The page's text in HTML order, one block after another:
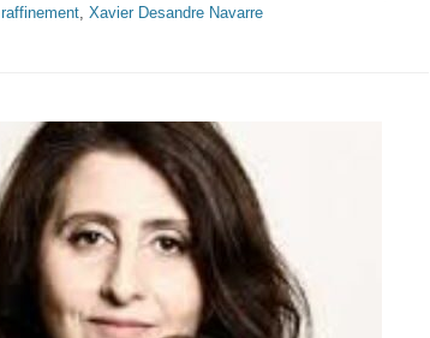
raffinement, Xavier Desandre Navarre